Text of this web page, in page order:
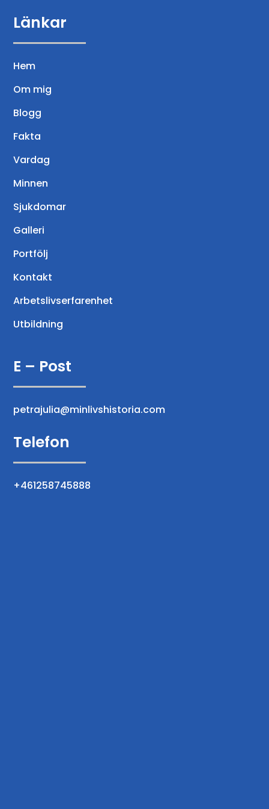
Länkar
Hem
Om mig
Blogg
Fakta
Vardag
Minnen
Sjukdomar
Galleri
Portfölj
Kontakt
Arbetslivserfarenhet
Utbildning
E – Post
petrajulia@minlivshistoria.com
Telefon
+461258745888